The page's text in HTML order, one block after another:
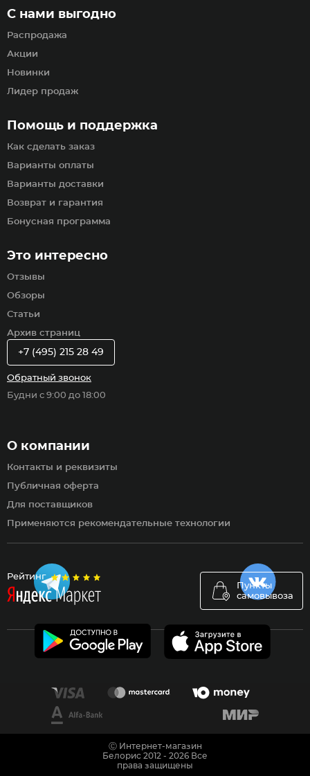
Рейтинг
Пункты
самовывоза
Помощь и поддержка
Как сделать заказ
Варианты оплаты
Варианты доставки
Возврат и гарантия
Бонусная программа
С нами выгодно
Распродажа
Акции
Новинки
Лидер продаж
Это интересно
Отзывы
Обзоры
Статьи
Архив страниц
О компании
Контакты и реквизиты
Публичная оферта
Для поставщиков
Применяются рекомендательные технологии
+7 (495) 215 28 49
Обратный звонок
Будни с 9:00 до 18:00
Ⓒ Интернет-магазин
Белорис 2012 - 2026 Все
права защищены